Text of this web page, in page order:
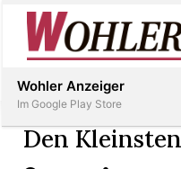
Inserieren
Den
Wohler Anzeiger
Im Google Play Store